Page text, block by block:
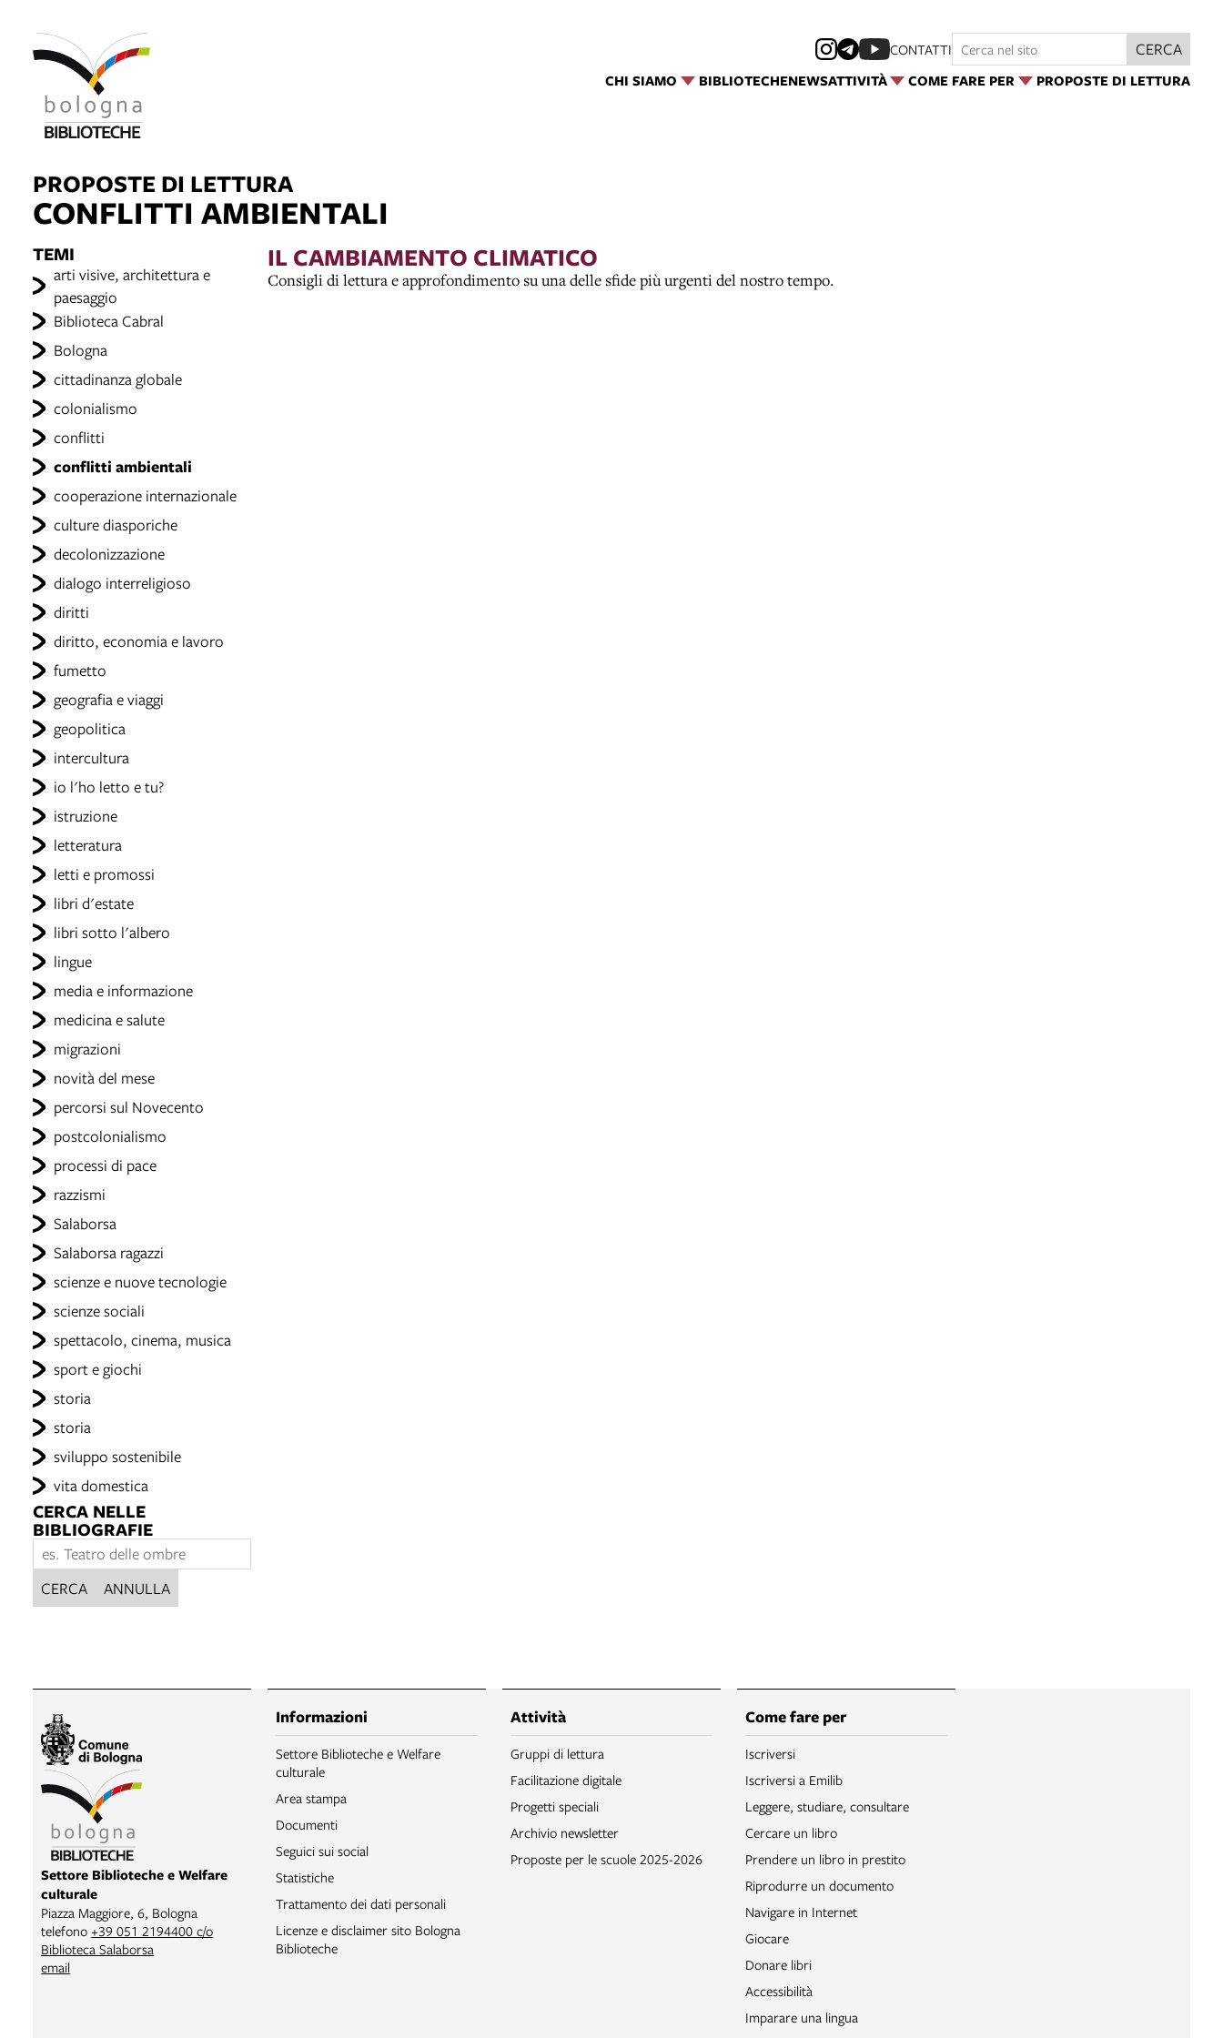
CHI SIAMO BIBLIOTECHENEWSATTIVITÀ COME FARE PER PROPOSTE DI LETTURA
CONTATTI CERCA
PROPOSTE DI LETTURA
CONFLITTI AMBIENTALI
TEMI
arti visive, architettura e
paesaggio
Biblioteca Cabral
Bologna
cittadinanza globale
colonialismo
conflitti
conflitti ambientali
cooperazione internazionale
culture diasporiche
decolonizzazione
dialogo interreligioso
diritti
diritto, economia e lavoro
fumetto
geografia e viaggi
geopolitica
intercultura
io l'ho letto e tu?
istruzione
letteratura
letti e promossi
libri d'estate
libri sotto l'albero
lingue
media e informazione
medicina e salute
migrazioni
novità del mese
percorsi sul Novecento
postcolonialismo
processi di pace
razzismi
Salaborsa
Salaborsa ragazzi
scienze e nuove tecnologie
scienze sociali
spettacolo, cinema, musica
sport e giochi
storia
storia
sviluppo sostenibile
vita domestica
CERCA NELLE
BIBLIOGRAFIE
CERCA ANNULLA
IL CAMBIAMENTO CLIMATICO
Consigli di lettura e approfondimento su una delle sfide più urgenti del nostro tempo.
Settore Biblioteche e Welfare
culturale
Piazza Maggiore, 6, Bologna
telefono +39 051 2194400 c/o
Biblioteca Salaborsa
email
Informazioni
Settore Biblioteche e Welfare
culturale
Area stampa
Documenti
Seguici sui social
Statistiche
Trattamento dei dati personali
Licenze e disclaimer sito Bologna
Biblioteche
Attività
Gruppi di lettura
Facilitazione digitale
Progetti speciali
Archivio newsletter
Proposte per le scuole 2025-2026
Come fare per
Iscriversi
Iscriversi a Emilib
Leggere, studiare, consultare
Cercare un libro
Prendere un libro in prestito
Riprodurre un documento
Navigare in Internet
Giocare
Donare libri
Accessibilità
Imparare una lingua